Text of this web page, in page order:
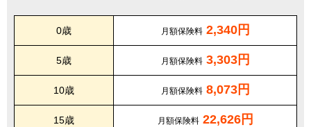
0歳 月額保険料 2,340円
5歳 月額保険料 3,303円
10歳 月額保険料 8,073円
15歳 月額保険料 22,626円